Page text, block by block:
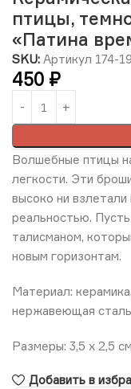
птицы,
«Патина
SKU: Артикул 174-19
450 ₽
Волшебные птицы
легкости. Эти
высоко ни
реальностью.
талисманом,
новым горизонтам.
Материал:
нержавеющая
Размеры: 3,5 х 2,5
Добавить в